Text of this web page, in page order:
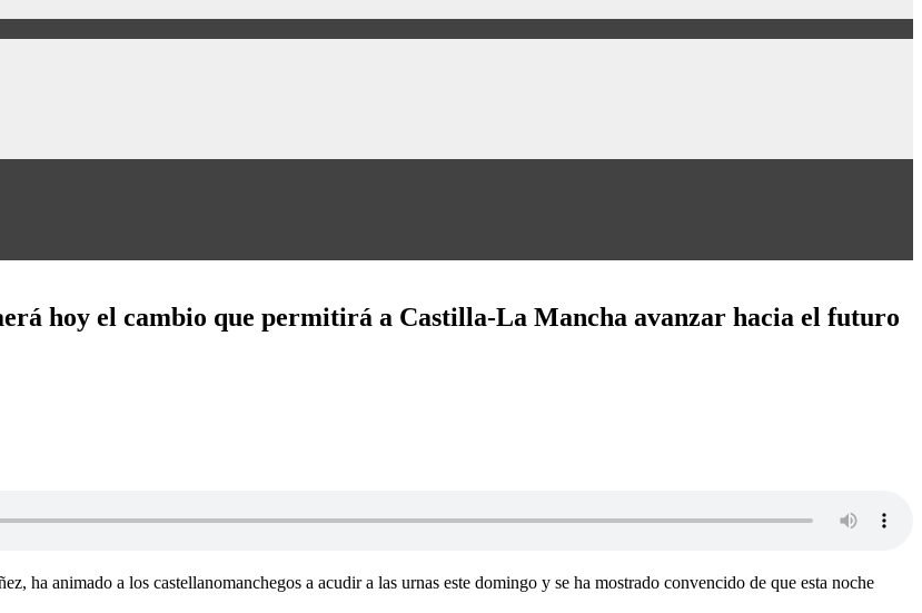
hoy el cambio que permitirá a Castilla-La Mancha avanzar hacia el futuro
ha animado a los castellanomanchegos a acudir a las urnas este domingo y se ha mostrado convencido de que esta noche